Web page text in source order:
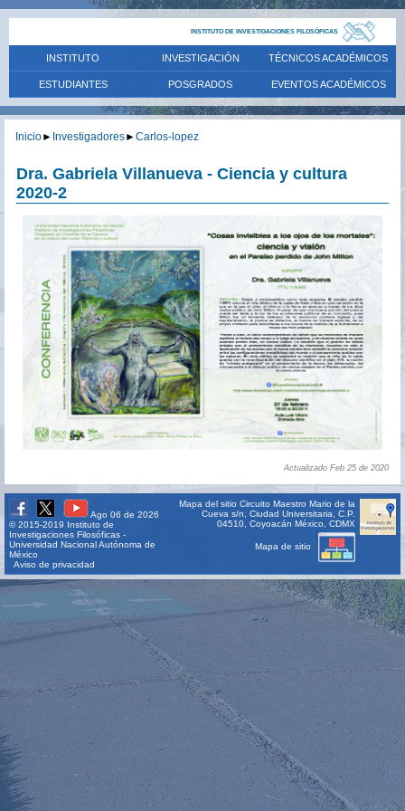
INSTITUTO DE INVESTIGACIONES FILOSÓFICAS
INSTITUTO INVESTIGACIÓN TÉCNICOS ACADÉMICOS
ESTUDIANTES POSGRADOS EVENTOS ACADÉMICOS
Inicio► Investigadores►Carlos-lopez
Dra. Gabriela Villanueva - Ciencia y cultura
2020-2
Actualizado Feb 25 de 2020
Ago 06 de 2026
© 2015-2019 Instituto de
Investigaciones Filosóficas -
Universidad Nacional Autónoma de
México
Aviso de privacidad
Mapa del sitio Circuito Maestro Mario de la
Cueva s/n, Ciudad Universitaria, C.P.
04510, Coyoacán México, CDMX
Mapa de sitio